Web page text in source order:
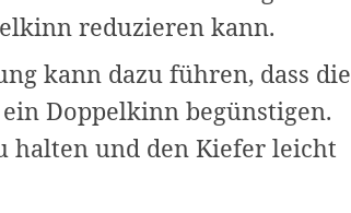
reduzieren kann.
kann dazu führen, dass die
Doppelkinn begünstigen.
halten und den Kiefer leicht